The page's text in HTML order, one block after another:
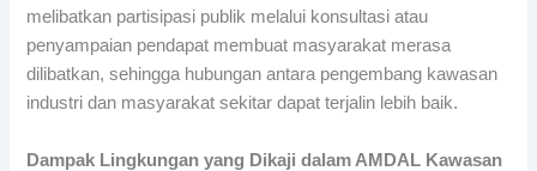
melibatkan partisipasi publik melalui konsultasi atau
penyampaian pendapat membuat masyarakat merasa
dilibatkan, sehingga hubungan antara pengembang kawasan
industri dan masyarakat sekitar dapat terjalin lebih baik.
Dampak Lingkungan yang Dikaji dalam AMDAL Kawasan